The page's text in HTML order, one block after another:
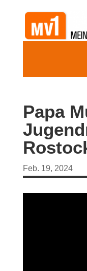
Papa
Feb. 19, 2024